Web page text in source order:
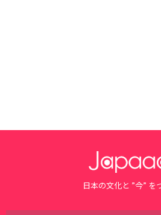
日本の文化と ”今” を